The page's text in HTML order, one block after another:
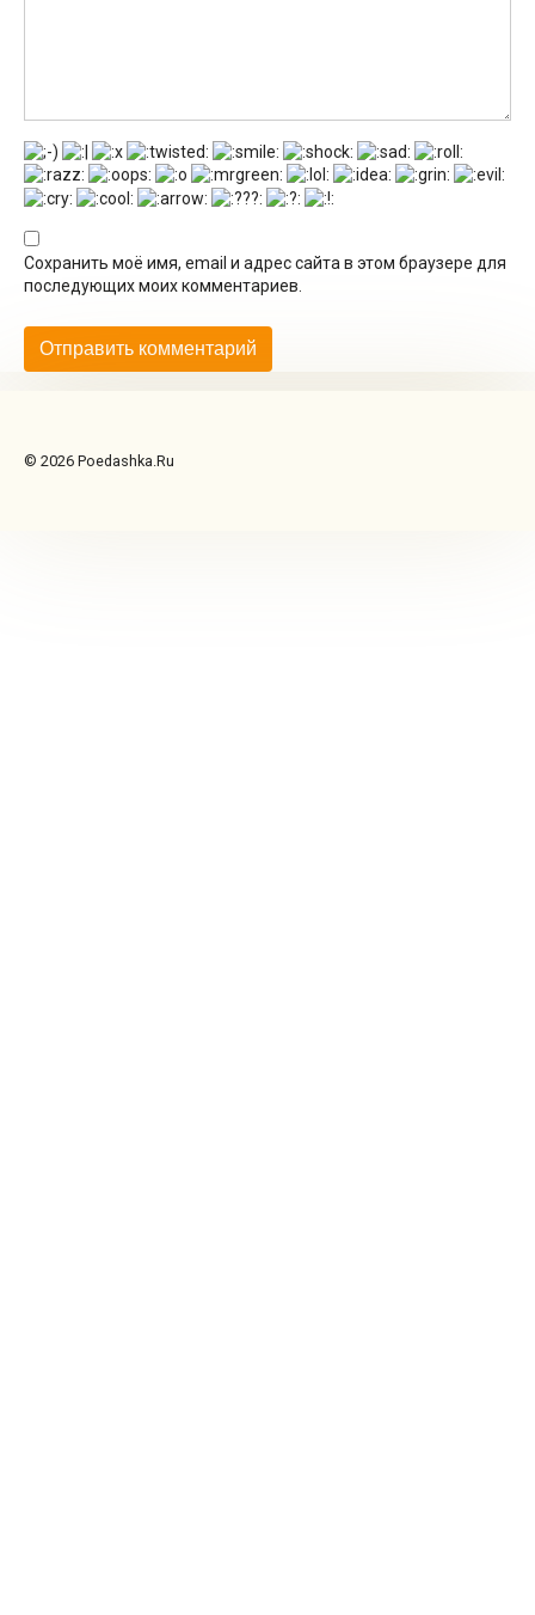
Сохранить моё имя, email и адрес сайта в этом браузере для
последующих моих комментариев.
© 2026 Poedashka.Ru